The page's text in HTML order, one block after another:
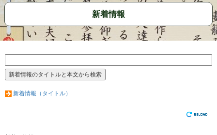
新着情報
新着情報（タイトル）